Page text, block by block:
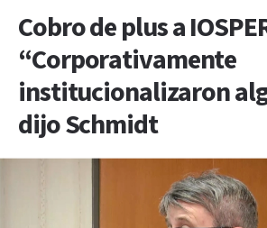
Cobro de plus a
“Corporativamente
institucionalizaron
dijo Schmidt